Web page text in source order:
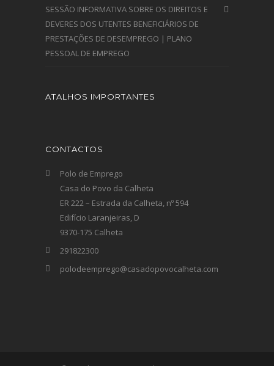
SESSÃO INFORMATIVA SOBRE OS DIREITOS E
DEVERES DOS UTENTES BENEFICIÁRIOS DE
PRESTAÇÕES DE DESEMPREGO | PLANO
PESSOAL DE EMPREGO
ATALHOS IMPORTANTES
CONTACTOS
Polo de Emprego
Casa do Povo da Calheta
ER 222 – Estrada da Calheta, nº 594
Edifício Laranjeiras, D
9370-175 Calheta
291822300
polodeemprego@casadopovocalheta.com